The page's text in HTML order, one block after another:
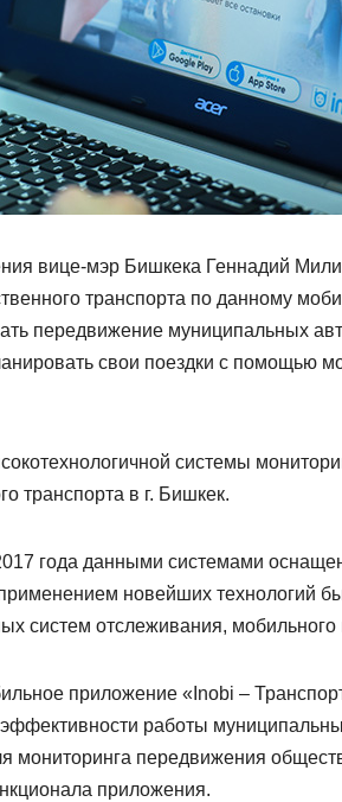
вице-мэр Бишкека Геннадий
транспорта по данному
передвижение муниципальных
свои поездки с помощью
системы
транспорта в г. Бишкек.
года данными системами
новейших технологий
систем отслеживания,
приложение «Inobi –
работы
мониторинга передвижения
приложения.